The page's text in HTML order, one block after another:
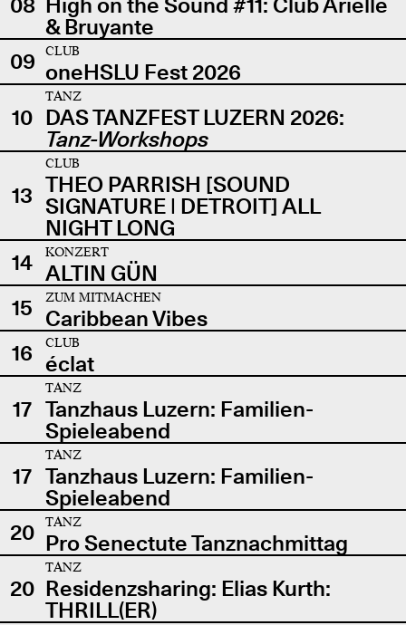
& Bruyante
09
CLUB
oneHSLU Fest 2026
10
TANZ
DAS TANZFEST LUZERN 2026:
Tanz-Workshops
13
CLUB
THEO PARRISH [SOUND
SIGNATURE | DETROIT] ALL
NIGHT LONG
14
KONZERT
ALTIN GÜN
15
ZUM MITMACHEN
Caribbean Vibes
16
CLUB
éclat
17
TANZ
Tanzhaus Luzern: Familien-
Spieleabend
17
TANZ
Tanzhaus Luzern: Familien-
Spieleabend
20
TANZ
Pro Senectute Tanznachmittag
20
TANZ
Residenzsharing: Elias Kurth:
THRILL(ER)